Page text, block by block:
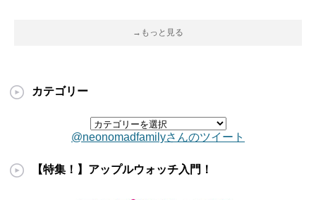
→もっと見る
カテゴリー
@neonomadfamilyさんのツイート
【特集！】アップルウォッチ入門！